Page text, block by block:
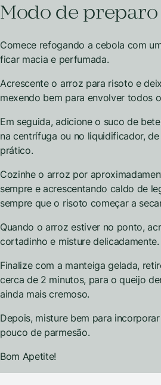
Modo de preparo
Comece refogando a cebola com
ficar macia e perfumada.
Acrescente o arroz para risoto e
mexendo bem para envolver todos
Em seguida, adicione o suco de
na centrífuga ou no liquidificador,
prático.
Cozinhe o arroz por
sempre e acrescentando caldo de
sempre que o risoto começar a
Quando o arroz estiver no ponto,
cortadinho e misture delicadamente.
Finalize com a manteiga gelada,
cerca de 2 minutos, para o queijo
ainda mais cremoso.
Depois, misture bem para
pouco de parmesão.
Bom Apetite!